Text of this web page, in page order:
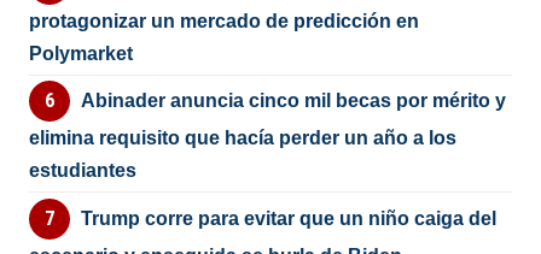
protagonizar un mercado de predicción en
Polymarket
Abinader anuncia cinco mil becas por mérito y
elimina requisito que hacía perder un año a los
estudiantes
Trump corre para evitar que un niño caiga del